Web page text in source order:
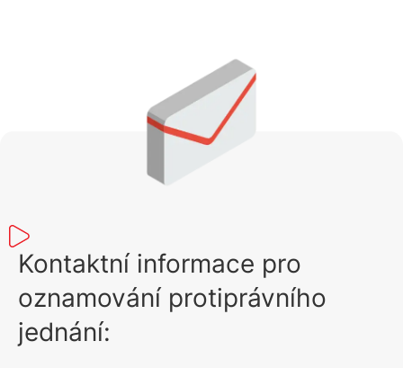
Kontaktní informace pro
oznamování protiprávního
jednání: